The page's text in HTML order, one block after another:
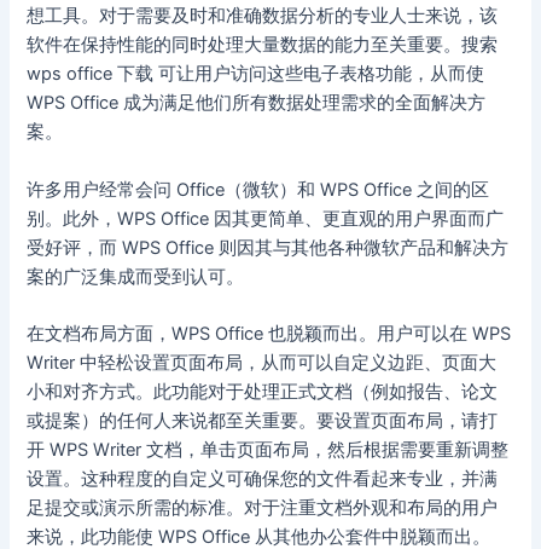
想工具。对于需要及时和准确数据分析的专业人士来说，该
软件在保持性能的同时处理大量数据的能力至关重要。搜索
wps office 下载 可让用户访问这些电子表格功能，从而使
WPS Office 成为满足他们所有数据处理需求的全面解决方
案。
许多用户经常会问 Office（微软）和 WPS Office 之间的区
别。此外，WPS Office 因其更简单、更直观的用户界面而广
受好评，而 WPS Office 则因其与其他各种微软产品和解决方
案的广泛集成而受到认可。
在文档布局方面，WPS Office 也脱颖而出。用户可以在 WPS
Writer 中轻松设置页面布局，从而可以自定义边距、页面大
小和对齐方式。此功能对于处理正式文档（例如报告、论文
或提案）的任何人来说都至关重要。要设置页面布局，请打
开 WPS Writer 文档，单击页面布局，然后根据需要重新调整
设置。这种程度的自定义可确保您的文件看起来专业，并满
足提交或演示所需的标准。对于注重文档外观和布局的用户
来说，此功能使 WPS Office 从其他办公套件中脱颖而出。